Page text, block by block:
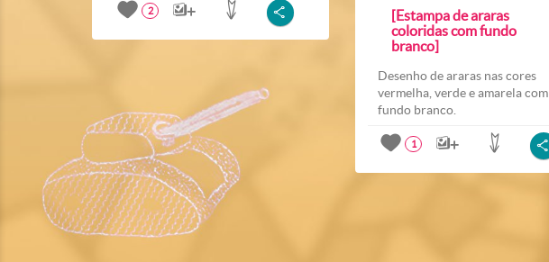
2
[Estampa de araras
coloridas com fundo
branco]
Desenho de araras nas cores
vermelha, verde e amarela com
fundo branco.
1